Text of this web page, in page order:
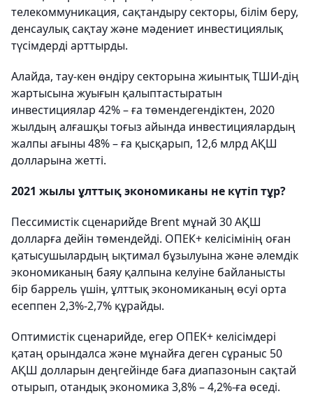
телекоммуникация, сақтандыру секторы, білім беру,
денсаулық сақтау және мәдениет инвестициялық
түсімдерді арттырды.
Алайда, тау-кен өндіру секторына жиынтық ТШИ-дің
жартысына жуығын қалыптастыратын
инвестициялар 42% – ға төмендегендіктен, 2020
жылдың алғашқы тоғыз айында инвестициялардың
жалпы ағыны 48% – ға қысқарып, 12,6 млрд АҚШ
долларына жетті.
2021 жылы ұлттық экономиканы не күтіп тұр?
Пессимистік сценарийде Brent мұнай 30 АҚШ
долларға дейін төмендейді. ОПЕК+ келісімінің оған
қатысушылардың ықтимал бұзылуына және әлемдік
экономиканың баяу қалпына келуіне байланысты
бір баррель үшін, ұлттық экономиканың өсуі орта
есеппен 2,3%-2,7% құрайды.
Оптимистік сценарийде, егер ОПЕК+ келісімдері
қатаң орындалса және мұнайға деген сұраныс 50
АҚШ долларын деңгейінде баға диапазонын сақтай
отырып, отандық экономика 3,8% – 4,2%-ға өседі.